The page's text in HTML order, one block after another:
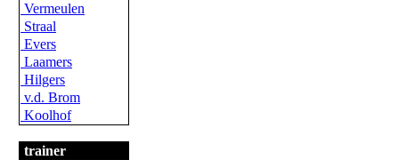
Vermeulen
Straal
Evers
Laamers
Hilgers
v.d. Brom
Koolhof
trainer